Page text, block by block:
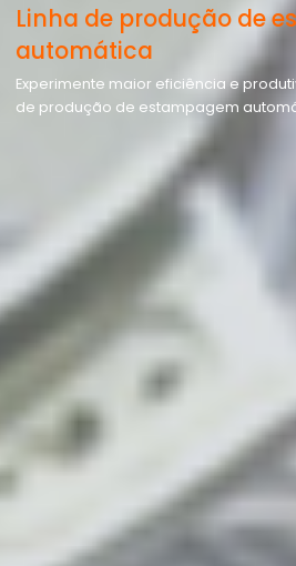
Linha de produção de
automática
Experimente maior eficiência e
de produção de estampagem